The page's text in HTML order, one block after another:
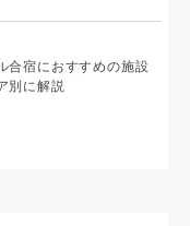
合宿におすすめの施設
別に解説